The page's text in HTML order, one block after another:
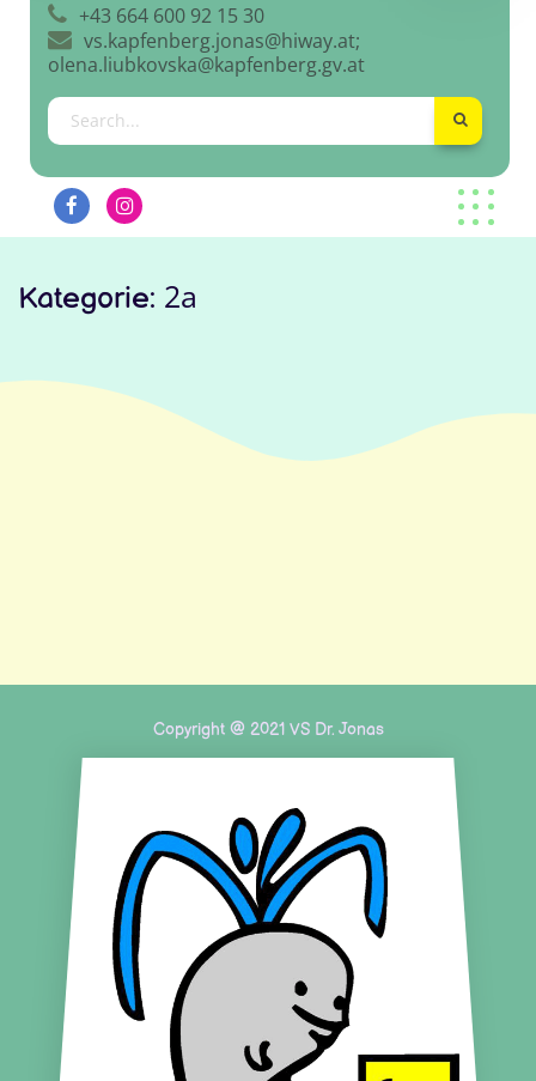
+43 664 600 92 15 30
vs.kapfenberg.jonas@hiway.at;
olena.liubkovska@kapfenberg.gv.at
Kategorie: 2a
Copyright @ 2021 VS Dr. Jonas